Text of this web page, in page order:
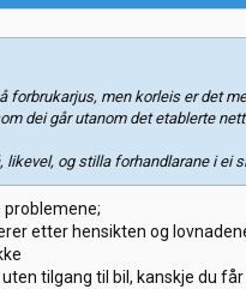
forbrukarjus, men korleis er det
dei går utanom det etablerte
likevel, og stilla forhandlarane i ei
problemene;
etter hensikten og
tilgang til bil, kanskje du